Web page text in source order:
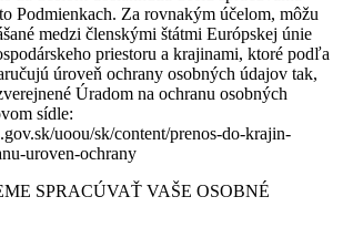
Podmienkach. Za rovnakým účelom, môžu
medzi členskými štátmi Európskej únie
priestoru a krajinami, ktoré podľa
úroveň ochrany osobných údajov tak,
Úradom na ochranu osobných
sídle:
uoou/sk/content/prenos-do-krajin-
uroven-ochrany
SPRACÚVAŤ VAŠE OSOBNÉ